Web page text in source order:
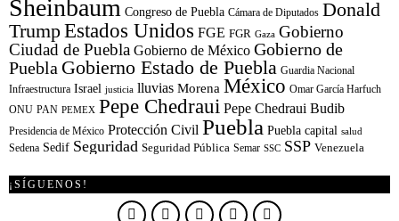
Sheinbaum Congreso de Puebla Cámara de Diputados Donald
TrumpEstados Unidos FGE FGR Gaza Gobierno
Ciudad de Puebla Gobierno de México Gobierno de
Puebla Gobierno Estado de Puebla Guardia Nacional
Infraestructura Israel justicia lluvias Morena México Omar García Harfuch
ONU PAN PEMEX Pepe Chedraui Pepe Chedraui Budib
Presidencia de México Protección Civil Puebla Puebla capital salud
Sedena Sedif Seguridad Seguridad Pública Semar SSC SSP Venezuela
¡SÍGUENOS!